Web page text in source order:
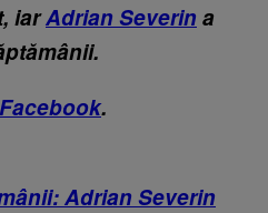
iarAdrian Severin a
.
Adrian Severin